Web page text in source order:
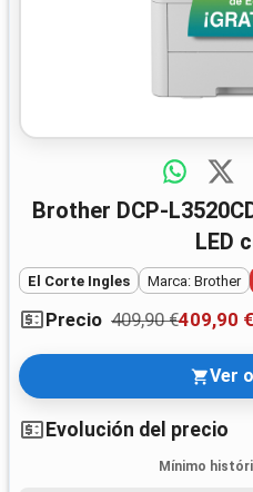
Brother DCP-L3520CDWE impresora láser
LED
El Corte Ingles Marca: Brother
Precio 409,90 €409,90 €
Ver
Evolución del precio
Mínimo